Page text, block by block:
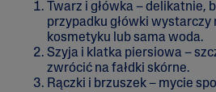
Twarz i główka – delikatnie,
przypadku główki wystarczy
kosmetyku lub sama woda.
Szyja i klatka piersiowa –
zwrócić na fałdki skórne.
Rączki i brzuszek – mycie